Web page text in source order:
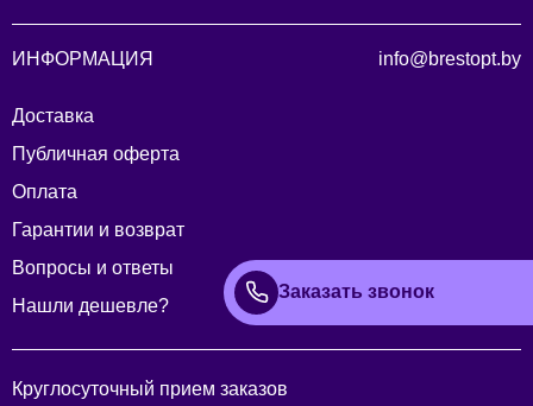
ИНФОРМАЦИЯ
Доставка
Публичная оферта
Оплата
Гарантии и возврат
Вопросы и ответы
Нашли дешевле?
info@brestopt.by
Заказать звонок
Круглосуточный прием заказов